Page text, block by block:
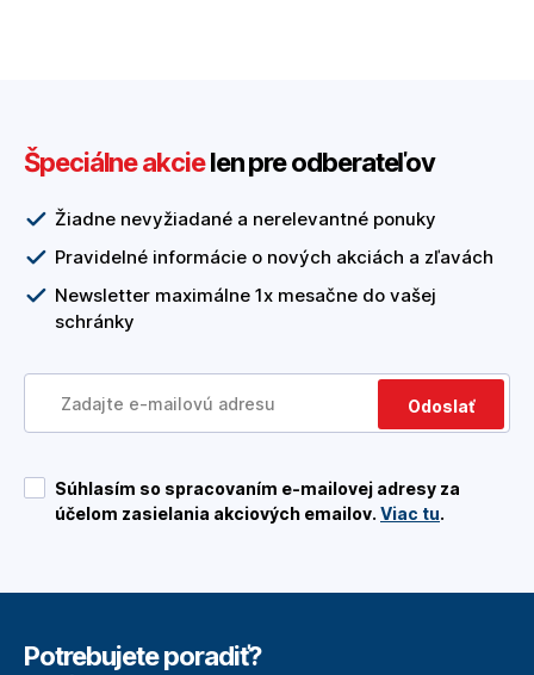
Špeciálne akcielen pre odberateľov
Žiadne nevyžiadané a nerelevantné ponuky
Pravidelné informácie o nových akciách a zľavách
Newsletter maximálne 1x mesačne do vašej
schránky
Odoslať
Súhlasím so spracovaním e-mailovej adresy za
účelom zasielania akciových emailov. Viac tu.
Potrebujete poradiť?